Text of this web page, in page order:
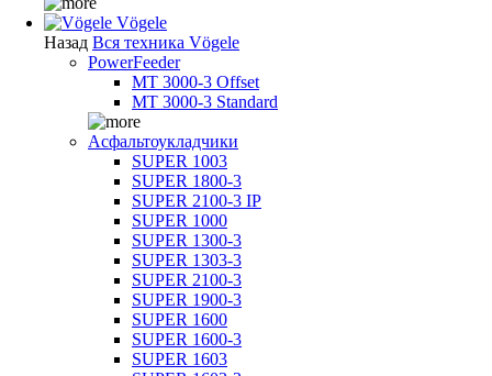
Vögele
Назад Вся техника Vögele
PowerFeeder
MT 3000-3 Offset
MT 3000-3 Standard
Асфальтоукладчики
SUPER 1003
SUPER 1800-3
SUPER 2100-3 IP
SUPER 1000
SUPER 1300-3
SUPER 1303-3
SUPER 2100-3
SUPER 1900-3
SUPER 1600
SUPER 1600-3
SUPER 1603